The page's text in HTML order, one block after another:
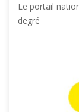
Le portail
degré